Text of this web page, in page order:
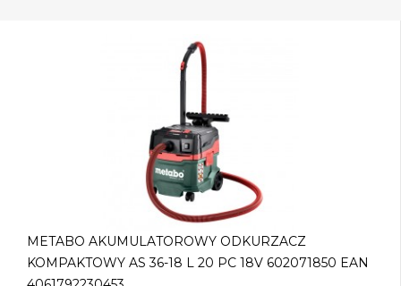
METABO AKUMULATOROWY ODKURZACZ
KOMPAKTOWY AS 36-18 L 20 PC 18V 602071850 EAN